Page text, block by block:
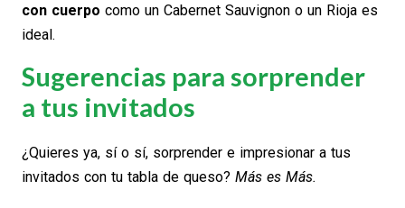
con cuerpo como un Cabernet Sauvignon o un Rioja es
ideal.
Sugerencias para sorprender
a tus invitados
¿Quieres ya, sí o sí, sorprender e impresionar a tus
invitados con tu tabla de queso? Más es Más.